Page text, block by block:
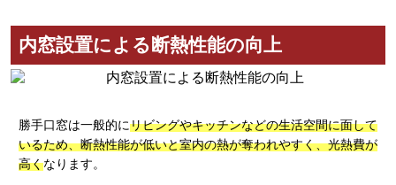
内窓設置による断熱性能の向上
勝手口窓は一般的にリビングやキッチンなどの生活空間に面して
いるため、断熱性能が低いと室内の熱が奪われやすく、光熱費が
高くなります。